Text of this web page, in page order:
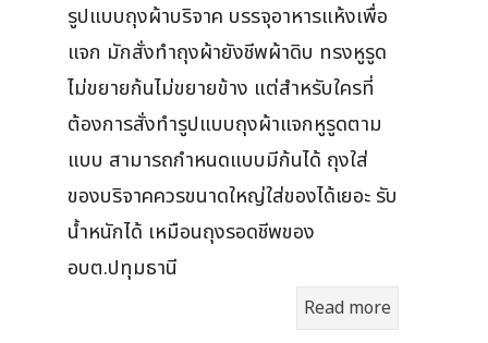
รูปแบบถุงผ้าบริจาค บรรจุอาหารแห้งเพื่อ
แจก มักสั่งทำถุงผ้ายังชีพผ้าดิบ ทรงหูรูด
ไม่ขยายก้นไม่ขยายข้าง แต่สำหรับใครที่
ต้องการสั่งทำรูปแบบถุงผ้าแจกหูรูดตาม
แบบ สามารถกำหนดแบบมีก้นได้ ถุงใส่
ของบริจาคควรขนาดใหญ่ใส่ของได้เยอะ รับ
น้ำหนักได้ เหมือนถุงรอดชีพของ
อบต.ปทุมธานี
Read more